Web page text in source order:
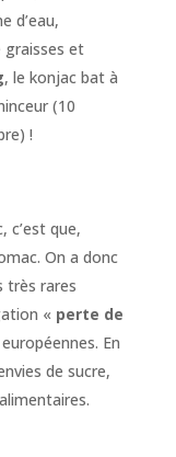
d’eau,
graisses et
, le konjac bat à
(10
!
c’est que,
On a donc
très rares
« perte de
En
de sucre,